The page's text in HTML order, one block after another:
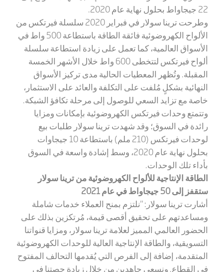
22 جيجاواط بحلول نهاية عام 2020.
وطرحت ترينا سولار في فبراير 2020
سلسلة فيرتكس من
الألواح الكهروضوئية فائقة الطاقة باستطاعة 500 واط في
الأسواق العالمية، كما تعمل على زيادة استطاعة سلسلة
ألواح فيرتكس لتتخطى 600 واط خلال الأشهر الخمسة
المقبلة. وتُظهر المعطيات الحالية مدى تركيز الأسواق
النهائية بشكلٍ مُلفت على التكلفة والعائد على الاستثمار،
خاصة مع تزايد السعي للوصول إلى مرحلة تكافؤ الشبكة.
وتتمتع وحدات فيرتكس الكهروضوئية بإمكانات ومزايا
رائدة في السوق؛ وقد شهدت ترينا سولار طلبات بيع
لوحدات فيرتكس (210 ملم) باستطاعة 10 جيجاوات
بحلول نهاية عام 2020، وسط إشادة واسعة في السوق
بأداء تلك الوحدات.
الطاقة الإنتاجية للألواح الكهروضوئية من ترينا سولار
ستقفز إلى 50 جيجاواط في عام 2021
أشارت ترينا سولار : "نلتزم بمنح العملاء خدمات شاملة
ومساعدتهم على تحقيق أقصى قيمة، مُرتكزين بذلك على
الحضور العالمي المميز لعلامة ترينا سولار، ومزايا قنواتنا
التسويقية، والطاقة الإنتاجية العالية للوحدات الكهروضوئية
المتقدمة، إضافة إلى الفرص التي يُقدمها التحالف المفتوح
في القطاع. ونسعى جاهدين من خلال زيادة حصتنا في